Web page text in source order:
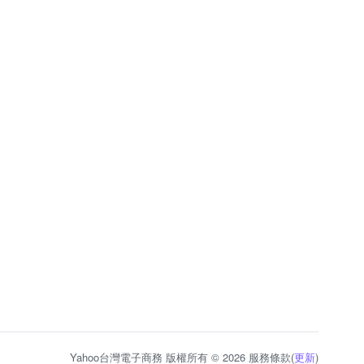
Yahoo台灣電子商務 版權所有 © 2026 服務條款(更新)